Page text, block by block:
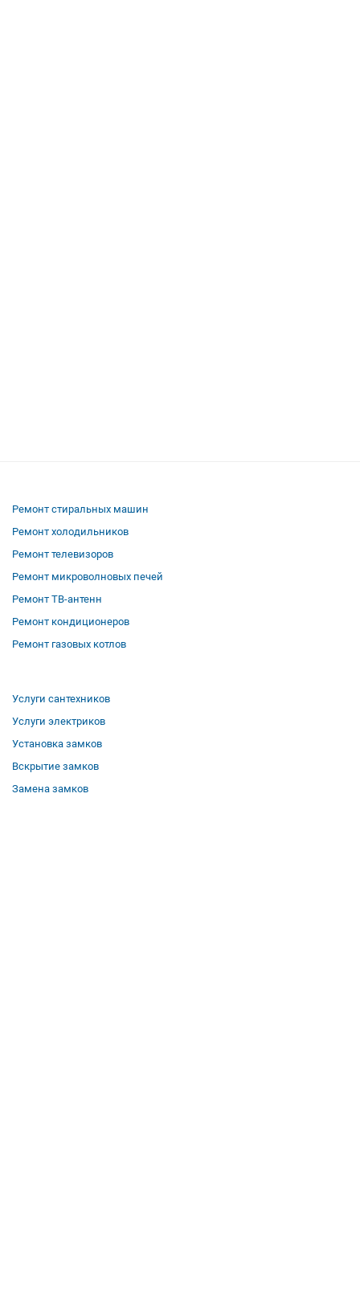
Ремонт стиральных машин
Ремонт холодильников
Ремонт телевизоров
Ремонт микроволновых печей
Ремонт ТВ-антенн
Ремонт кондиционеров
Ремонт газовых котлов
Услуги сантехников
Услуги электриков
Установка замков
Вскрытие замков
Замена замков